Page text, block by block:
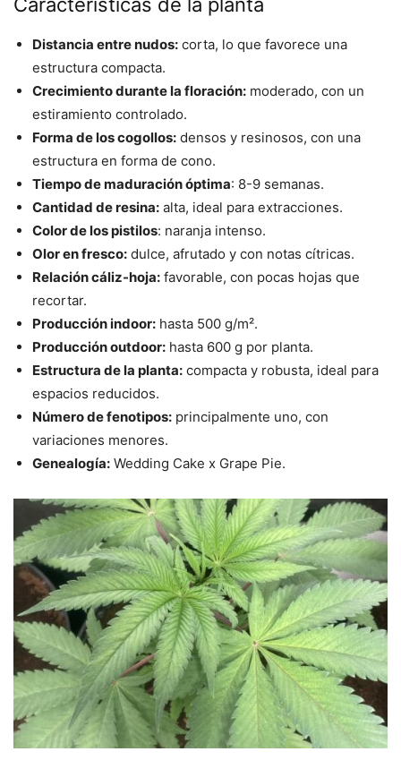
Distancia entre nudos: corta, lo que favorece una
estructura compacta.
Crecimiento durante la floración: moderado, con un
estiramiento controlado.
Forma de los cogollos: densos y resinosos, con una
estructura en forma de cono.
Tiempo de maduración óptima: 8-9 semanas.
Cantidad de resina: alta, ideal para extracciones.
Color de los pistilos: naranja intenso.
Olor en fresco: dulce, afrutado y con notas cítricas.
Relación cáliz-hoja: favorable, con pocas hojas que
recortar.
Producción indoor: hasta 500 g/m².
Producción outdoor: hasta 600 g por planta.
Estructura de la planta: compacta y robusta, ideal para
espacios reducidos.
Número de fenotipos: principalmente uno, con
variaciones menores.
Genealogía: Wedding Cake x Grape Pie.